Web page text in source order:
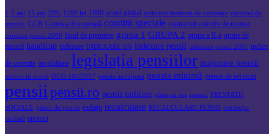
1 2 ani 15 ani 25% 1100 lei 1990 acord global activitate institute de cercetare carnetul de
muncă.
CCR Comisia Europeană conditii speciale contractul colectiv de munca
corelare pensii 2000 fond de premiere grupa 1 GRUPA 2 grupa a II-a grupe de
muncă handicap indexare INDEXARE 6% indexare pensii indexare pensii 2001
indice
de corectie invaliditate legislația pensiilor majorare pensii
munca in acord OUG 103/2017 pensia anticipata pensia minimă pensie de serviciu
pensii pensii.ro pensii militare plata cu ora premii PRESTATII
SOCIALE punct de pensie radiații recalculare RECALCULARE PENSII retribuția
tarifară sporuri